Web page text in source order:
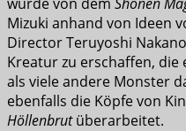
Mizuki anhand von Ideen
Director Teruyoshi
Kreatur zu erschaffen, die
als viele andere Monster
ebenfalls die Köpfe von
Höllenbrutüberarbeitet.